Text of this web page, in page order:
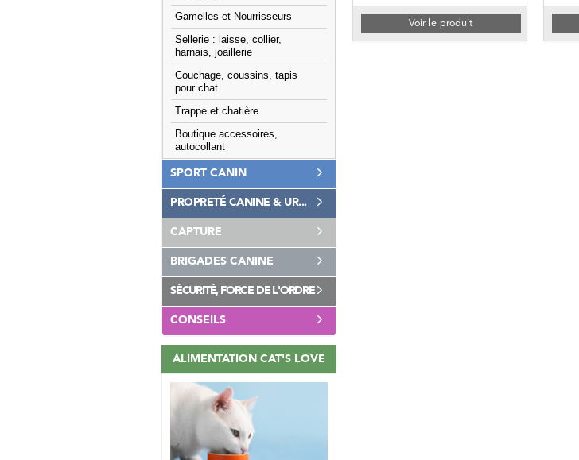
Gamelles et Nourrisseurs
Sellerie : laisse, collier,
harnais, joaillerie
Couchage, coussins, tapis
pour chat
Trappe et chatière
Boutique accessoires,
autocollant
SPORT CANIN
PROPRETÉ CANINE & UR...
CAPTURE
BRIGADES CANINE
SÉCURITÉ, FORCE DE L'ORDRE
CONSEILS
ALIMENTATION CAT'S LOVE
Voir le produit